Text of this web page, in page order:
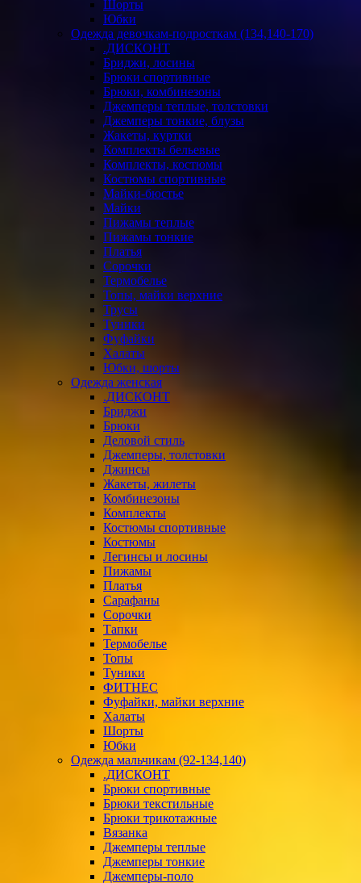
Шорты
Юбки
Одежда девочкам-подросткам (134,140-170)
.ДИСКОНТ
Бриджи, лосины
Брюки спортивные
Брюки, комбинезоны
Джемперы теплые, толстовки
Джемперы тонкие, блузы
Жакеты, куртки
Комплекты бельевые
Комплекты, костюмы
Костюмы спортивные
Майки-бюстье
Майки
Пижамы теплые
Пижамы тонкие
Платья
Сорочки
Термобелье
Топы, майки верхние
Трусы
Туники
Фуфайки
Халаты
Юбки, шорты
Одежда женская
.ДИСКОНТ
Бриджи
Брюки
Деловой стиль
Джемперы, толстовки
Джинсы
Жакеты, жилеты
Комбинезоны
Комплекты
Костюмы спортивные
Костюмы
Легинсы и лосины
Пижамы
Платья
Сарафаны
Сорочки
Тапки
Термобелье
Топы
Туники
ФИТНЕС
Фуфайки, майки верхние
Халаты
Шорты
Юбки
Одежда мальчикам (92-134,140)
.ДИСКОНТ
Брюки спортивные
Брюки текстильные
Брюки трикотажные
Вязанка
Джемперы теплые
Джемперы тонкие
Джемперы-поло